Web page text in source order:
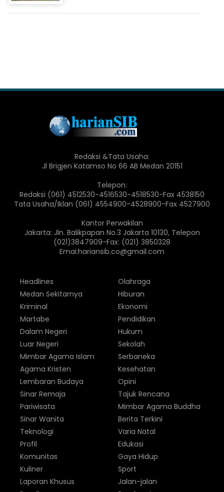
Redaksi &Tata Usaha:
Jl Brigjen Katamso No 66 AB Medan 20151
Telepon:
Redaksi (061) 4512530-4516530-4518530-Fax 4538150
Tata Usaha/Iklan (061) 4554900-4528900-Fax 4527900
Kantor Perwakilan
Jakarta: Jln. Balikpapan No.3 Jakarta 10130, Telepon
(021)3847909-Fax: (021) 3850328
Emai:hariansib.co@gmail.com
Headlines
Medan Sekitarnya
Kriminal
Martabe
Dalam Negeri
Luar Negeri
Olahraga
Hiburan
Ekonomi
Pendidikan
Hukum
Sekolah
Mimbar Agama Islam
Agama Kristen
Lembaran Budaya
Sinar Remaja
Pariwisata
Sinar Wanita
Serbaneka
Kesehatan
Opini
Tajuk Rencana
Mimbar Agama Buddha
Berita Terkini
Teknologi
Profil
Komunitas
Kuliner
Laporan Khusus
Varia Natal
Edukasi
Gaya Hidup
Sport
Jalan-jalan